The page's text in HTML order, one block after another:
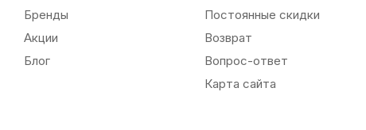
Бренды
Акции
Блог
Постоянные скидки
Возврат
Вопрос-ответ
Карта сайта